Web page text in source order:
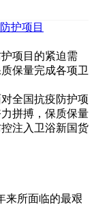
护项目
项目的紧迫需
保量完成各项卫
全国抗疫防护项
拼搏，保质保量
注入卫浴新国货
来所面临的最艰